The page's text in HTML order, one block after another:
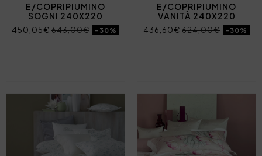
E/COPRIPIUMINO
SOGNI 240X220
450,05€ 643,00€ -30%
E/COPRIPIUMINO
VANITÀ 240X220
436,60€ 624,00€ -30%